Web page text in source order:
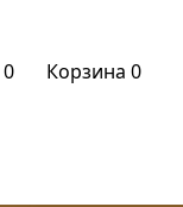
0 Корзина 0